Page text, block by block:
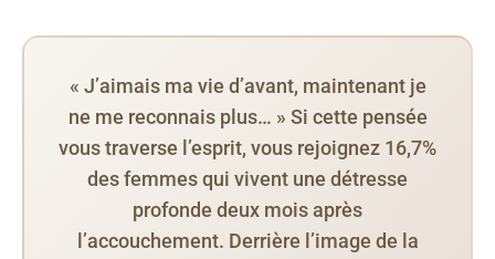
« J’aimais ma vie d’avant, maintenant je
ne me reconnais plus… » Si cette pensée
vous traverse l’esprit, vous rejoignez 16,7%
des femmes qui vivent une détresse
profonde deux mois après
l’accouchement. Derrière l’image de la